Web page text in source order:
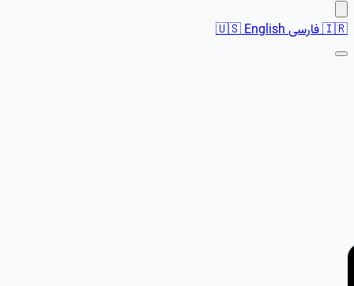
🇮🇷فارسی 🇺🇸English